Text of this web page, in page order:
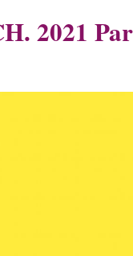
2021